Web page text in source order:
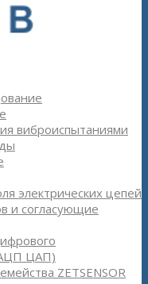
виброиспытаниями
электрических цепей
и согласующие
ЦАП)
ZETSENSOR